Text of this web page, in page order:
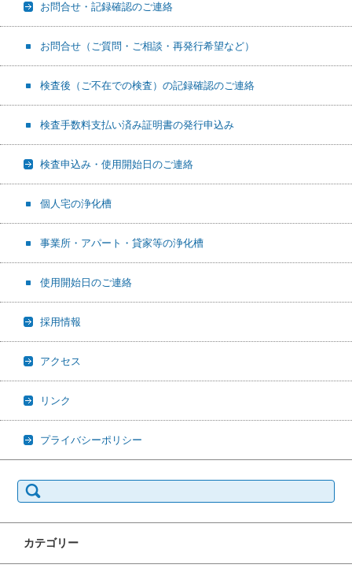
お問合せ・記録確認のご連絡
お問合せ（ご質問・ご相談・再発行希望など）
検査後（ご不在での検査）の記録確認のご連絡
検査手数料支払い済み証明書の発行申込み
検査申込み・使用開始日のご連絡
個人宅の浄化槽
事業所・アパート・貸家等の浄化槽
使用開始日のご連絡
採用情報
アクセス
リンク
プライバシーポリシー
検索:
カテゴリー